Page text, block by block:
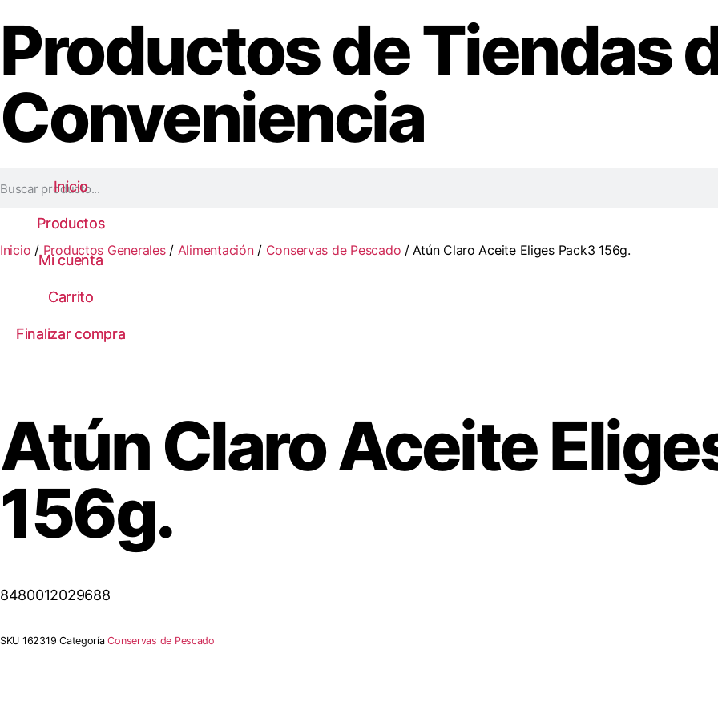
Productos de Tiendas
Conveniencia
Inicio
Productos
Mi cuenta
Carrito
Finalizar compra
Inicio
Productos
Mi cuenta
Carrito
Finalizar compra
Inicio / Productos Generales/ Alimentación/ Conservas de Pescado / Atún Claro Aceite Eliges Pack3 156g.
Atún Claro Aceite
156g.
8480012029688
SKU 162319Categoría Conservas de Pescado